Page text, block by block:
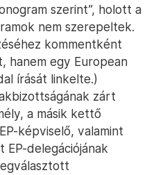
szerint”, holott a
nem szerepeltek.
kommentként
hanem egy European
írását linkelte.)
zárt
a másik kettő
képviselő, valamint
EP-delegációjának